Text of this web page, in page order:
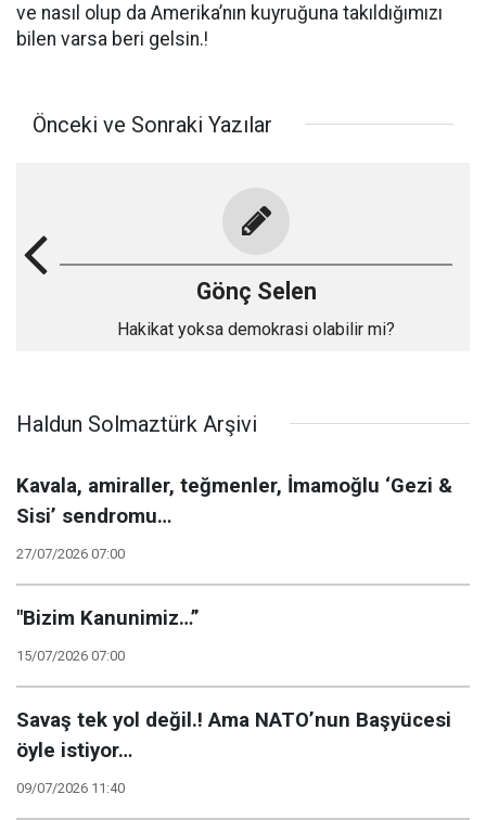
ve nasıl olup da Amerika’nın kuyruğuna takıldığımızı
bilen varsa beri gelsin.!
Önceki ve Sonraki Yazılar
Gönç Selen
Hakikat yoksa demokrasi olabilir mi?
Haldun Solmaztürk Arşivi
Kavala, amiraller, teğmenler, İmamoğlu ‘Gezi &
Sisi’ sendromu…
27/07/2026 07:00
"Bizim Kanunimiz…”
15/07/2026 07:00
Savaş tek yol değil.! Ama NATO’nun Başyücesi
öyle istiyor…
09/07/2026 11:40